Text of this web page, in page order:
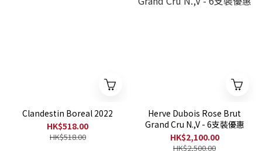
Clandestin Boreal 2022
HK$518.00
HK$518.00
Herve Dubois Rose Brut
Grand Cru N.,V - 6支裝優惠
HK$2,100.00
HK$2,500.00